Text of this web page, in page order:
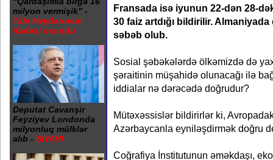
milyon vermişik” -
Tale Heydərovun
ifadəsi oxundu
Deputat Cavanşir
Feyziyev Londonda
milyonluq mülklər
alıb - SİYAHI
Fransada isə iyunun 22-dən 28-
30 faiz artdığı bildirilir.
səbəb olub.
Sosial şəbəkələrdə ölkəmizdə də
şəraitinin müşahidə olunacağı ilə
iddialar nə dərəcədə doğrudur?
Mütəxəssislər bildirirlər ki,
Azərbaycanla eyniləşdirmək doğru
Coğrafiya İnstitutunun əməkdaşı,